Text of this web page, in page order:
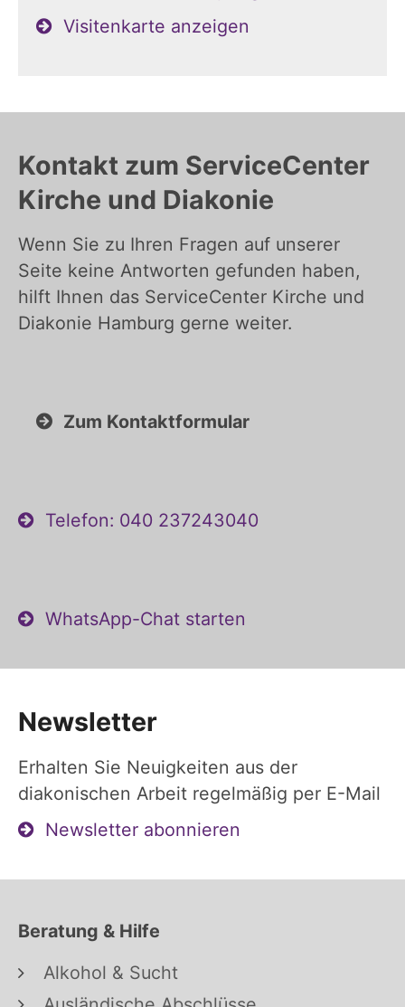
Visitenkarte anzeigen
Kontakt zum ServiceCenter
Kirche und Diakonie
Wenn Sie zu Ihren Fragen auf unserer
Seite keine Antworten gefunden haben,
hilft Ihnen das ServiceCenter Kirche und
Diakonie Hamburg gerne weiter.
Zum Kontaktformular
Telefon: 040 237243040
WhatsApp-Chat starten
Newsletter
Erhalten Sie Neuigkeiten aus der
diakonischen Arbeit regelmäßig per E-Mail
Newsletter abonnieren
Beratung & Hilfe
Alkohol & Sucht